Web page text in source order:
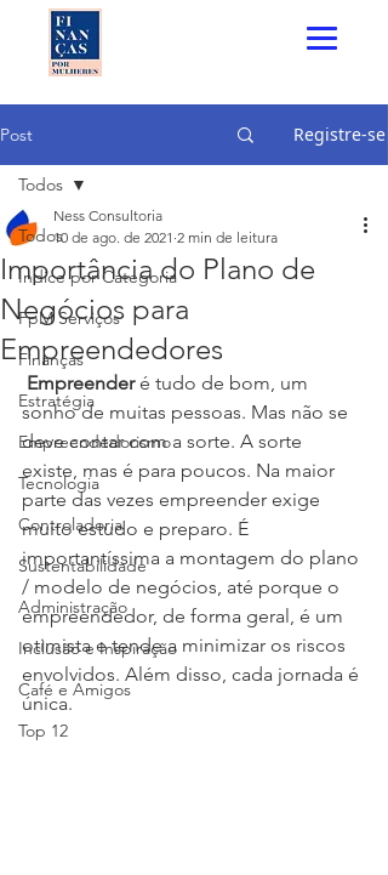
Post Registre-se
Todos
Índice por Categoria
FpM Serviços
Finanças
Estratégia
Empreendedorismo
Tecnologia
Controladoria
Sustentabilidade
Administração
Inclusão e Inspiração
Café e Amigos
Top 12
Todos
Importância do Plano de
Negócios para
Empreendedores
Ness Consultoria
10 de ago. de 2021 2 min de leitura
Empreender é tudo de bom, um
sonho de muitas pessoas. Mas não se
deve contar com a sorte. A sorte
existe, mas é para poucos. Na maior
parte das vezes empreender exige
muito estudo e preparo. É
importantíssima a montagem do plano
/ modelo de negócios, até porque o
empreendedor, de forma geral, é um
otimista e tende a minimizar os riscos
envolvidos. Além disso, cada jornada é
única.